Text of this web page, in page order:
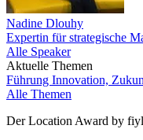
Nadine Dlouhy
Expertin für strategische
Alle Speaker
Aktuelle Themen
Führung Innovation,
Alle Themen
Der Location Award by